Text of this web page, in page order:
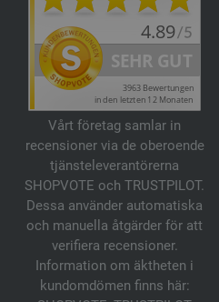
Vårt företag samlar in
recensioner via de oberoende
tjänsteleverantörerna
SHOPVOTE och TRUSTPILOT.
Dessa använder automatiska
och manuella åtgärder för att
verifiera recensioner.
Information om äktheten i
kundomdömen finns här: